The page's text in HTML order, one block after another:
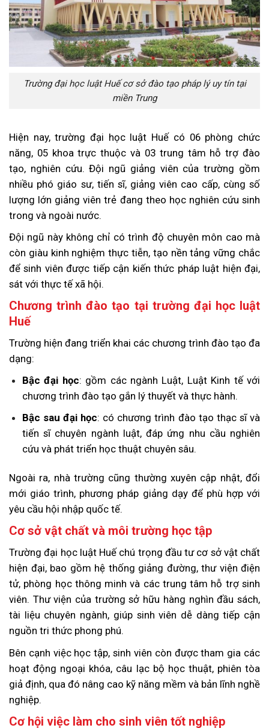
Trường đại học luật Huế cơ sở đào tạo pháp lý uy tín tại
miền Trung
Hiện nay, trường đại học luật Huế có 06 phòng chức
năng, 05 khoa trực thuộc và 03 trung tâm hỗ trợ đào
tạo, nghiên cứu. Đội ngũ giảng viên của trường gồm
nhiều phó giáo sư, tiến sĩ, giảng viên cao cấp, cùng số
lượng lớn giảng viên trẻ đang theo học nghiên cứu sinh
trong và ngoài nước.
Đội ngũ này không chỉ có trình độ chuyên môn cao mà
còn giàu kinh nghiệm thực tiễn, tạo nền tảng vững chắc
để sinh viên được tiếp cận kiến thức pháp luật hiện đại,
sát với thực tế xã hội.
Chương trình đào tạo tại trường đại học luật
Huế
Trường hiện đang triển khai các chương trình đào tạo đa
dạng:
Bậc đại học: gồm các ngành Luật, Luật Kinh tế với
chương trình đào tạo gắn lý thuyết và thực hành.
Bậc sau đại học: có chương trình đào tạo thạc sĩ và
tiến sĩ chuyên ngành luật, đáp ứng nhu cầu nghiên
cứu và phát triển học thuật chuyên sâu.
Ngoài ra, nhà trường cũng thường xuyên cập nhật, đổi
mới giáo trình, phương pháp giảng dạy để phù hợp với
yêu cầu hội nhập quốc tế.
Cơ sở vật chất và môi trường học tập
Trường đại học luật Huế chú trọng đầu tư cơ sở vật chất
hiện đại, bao gồm hệ thống giảng đường, thư viện điện
tử, phòng học thông minh và các trung tâm hỗ trợ sinh
viên. Thư viện của trường sở hữu hàng nghìn đầu sách,
tài liệu chuyên ngành, giúp sinh viên dễ dàng tiếp cận
nguồn tri thức phong phú.
Bên cạnh việc học tập, sinh viên còn được tham gia các
hoạt động ngoại khóa, câu lạc bộ học thuật, phiên tòa
giả định, qua đó nâng cao kỹ năng mềm và bản lĩnh nghề
nghiệp.
Cơ hội việc làm cho sinh viên tốt nghiệp